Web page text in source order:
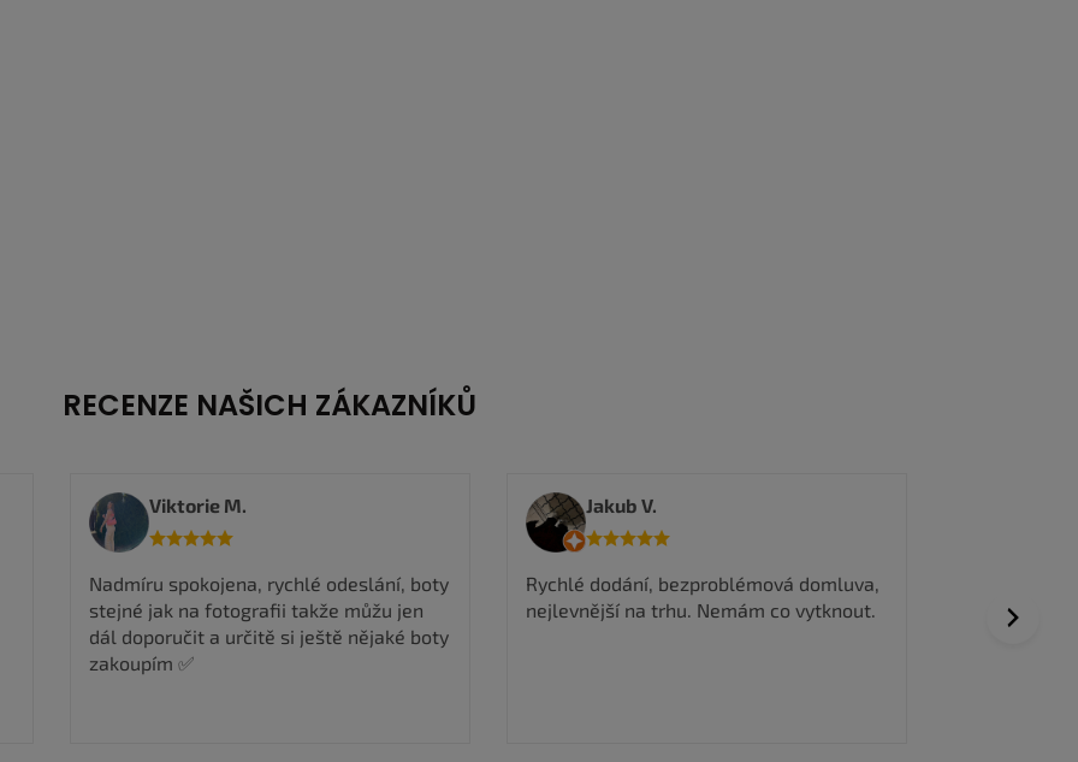
RECENZE NAŠICH ZÁKAZNÍKŮ
Viktorie M.
Nadmíru spokojena, rychlé odeslání, boty
stejné jak na fotografii takže můžu jen
dál doporučit a určitě si ještě nějaké boty
zakoupím ✅
Jakub V.
Rychlé dodání, bezproblémová domluva,
nejlevnější na trhu. Nemám co vytknout.
vyřízení
Dobrá
Next